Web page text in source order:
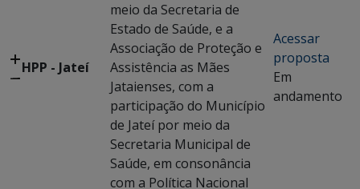
HPP - Jateí
meio da Secretaria de
Estado de Saúde, e a
Associação de Proteção e
Assistência as Mães
Jataienses, com a
participação do Município
de Jateí por meio da
Secretaria Municipal de
Saúde, em consonância
com a Política Nacional
Acessar
proposta
Em
andamento